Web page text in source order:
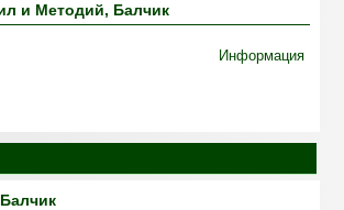
и Методий, Балчик
Информация